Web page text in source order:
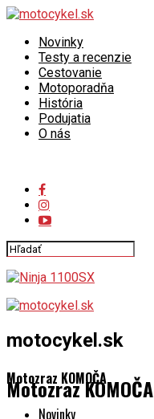
Novinky
Testy a recenzie
Cestovanie
Motoporadňa
História
Podujatia
O nás
motocykel.sk
Motozraz KOMOČA
Novinky
Motozraz KOMOČA